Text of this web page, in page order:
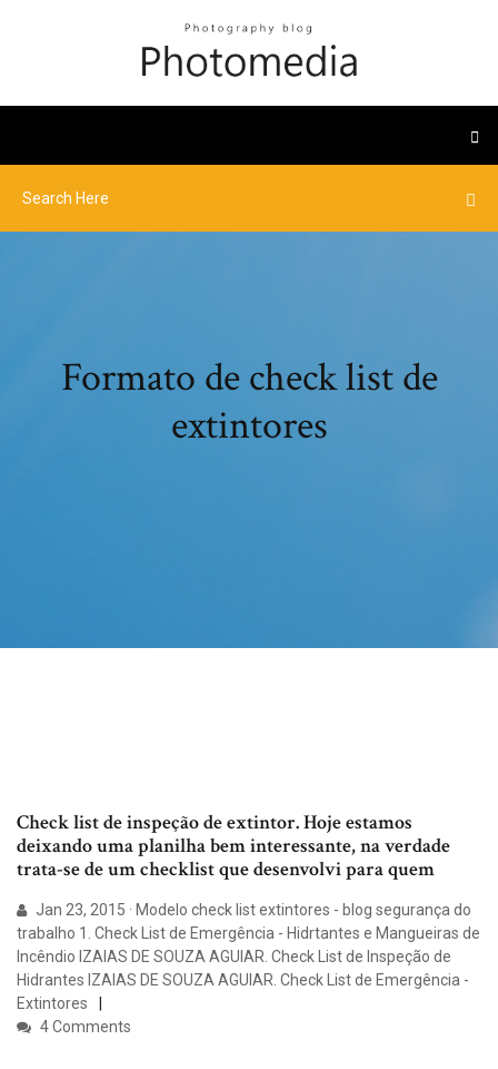
Formato de check list de
extintores
Check list de inspeção de extintor. Hoje estamos
deixando uma planilha bem interessante, na verdade
trata-se de um checklist que desenvolvi para quem
Jan 23, 2015 · Modelo check list extintores - blog segurança do
trabalho 1. Check List de Emergência - Hidrtantes e Mangueiras de
Incêndio IZAIAS DE SOUZA AGUIAR. Check List de Inspeção de
Hidrantes IZAIAS DE SOUZA AGUIAR. Check List de Emergência -
Extintores
4 Comments